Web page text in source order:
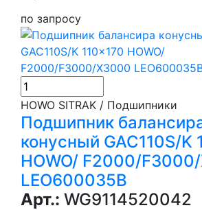
по запросу
HOWO SITRAK / Подшипники
Подшипник
конусный GAC110S/K
HOWO/ F2000/
LEO600035B
Арт.: WG9114520042